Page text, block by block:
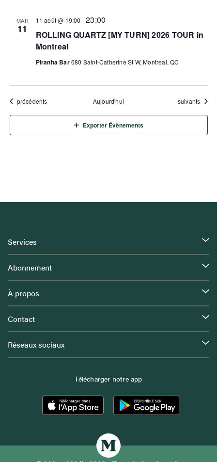
MAR
11
ROLLING QUARTZ [MY TURN] 2026 TOUR in
Montreal
11 août @ 19:00 -23:00
Piranha Bar680 Saint-Catherine St W, Montreal, QC
Évènements
précédents Aujourd'hui Évènements
suivants
Exporter Évènements
Services
Abonnement
À propos
Contact
Réseaux sociaux
Télécharger notre app